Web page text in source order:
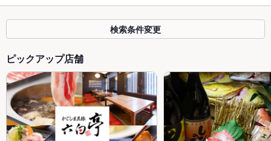
検索条件変更
ピックアップ店舗